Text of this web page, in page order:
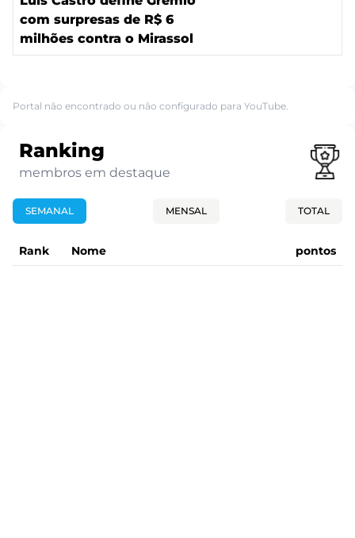
com surpresas de R$ 6
milhões contra o Mirassol
Portal não encontrado ou não configurado para YouTube.
Ranking
membros em destaque
SEMANAL MENSAL TOTAL
Rank Nome pontos